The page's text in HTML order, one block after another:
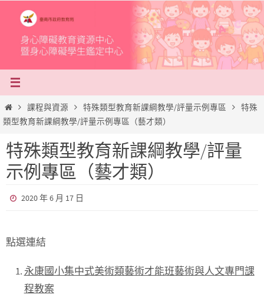
content
Home課程與資源 特殊類型教育新課綱教學/評量示例專區
特殊
類型教育新課綱教學/評量示例專區（藝才類）
特殊類型教育新課綱教學/評量
示例專區（藝才類）
2020 年 6 月 17 日
點選連結
永康國小集中式美術類藝術才能班藝術與人文專門課
程教案